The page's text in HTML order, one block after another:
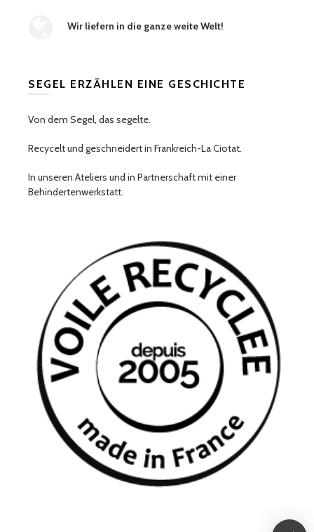
Wir liefern in die ganze weite Welt!
SEGEL ERZÄHLEN EINE GESCHICHTE
Von dem Segel, das segelte.
Recycelt und geschneidert in Frankreich-La Ciotat.
In unseren Ateliers und in Partnerschaft mit einer
Behindertenwerkstatt.